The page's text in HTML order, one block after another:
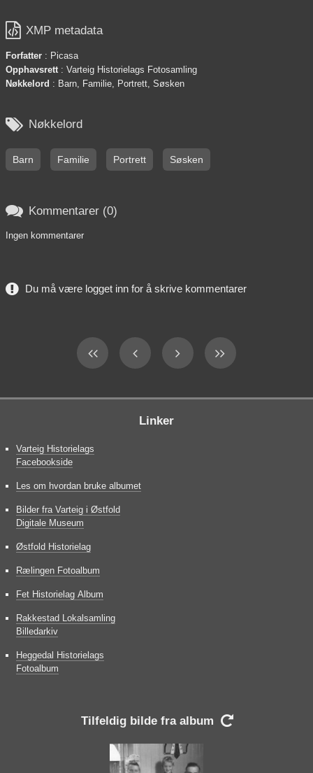
 XMP metadata
Forfatter : Picasa
Opphavsrett : Varteig Historielags Fotosamling
Nøkkelord : Barn, Familie, Portrett, Søsken
 Nøkkelord
Barn Familie Portrett Søsken
 Kommentarer (0)
Ingen kommentarer
Du må være logget inn for å skrive kommentarer
Linker
Varteig Historielags
Facebookside
Les om hvordan bruke albumet
Bilder fra Varteig i Østfold
Digitale Museum
Østfold Historielag
Rælingen Fotoalbum
Fet Historielag Album
Rakkestad Lokalsamling
Billedarkiv
Heggedal Historielags
Fotoalbum
Tilfeldig bilde fra album 